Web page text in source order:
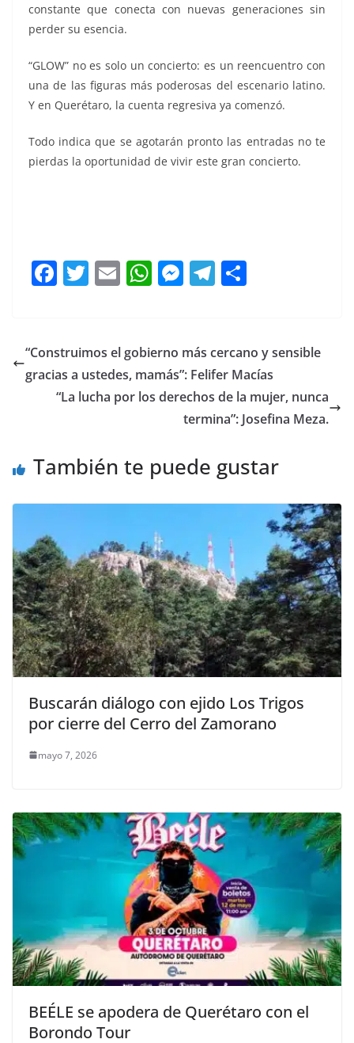
constante que conecta con nuevas generaciones sin
perder su esencia.
“GLOW” no es solo un concierto: es un reencuentro con
una de las figuras más poderosas del escenario latino.
Y en Querétaro, la cuenta regresiva ya comenzó.
Todo indica que se agotarán pronto las entradas no te
pierdas la oportunidad de vivir este gran concierto.
F
e
b
o
T
er
E
l
W
s
A
p
M
e
n
g
er
T
gr
a
m
p
ar
tir
“Construimos el gobierno más cercano y sensible
gracias a ustedes, mamás”: Felifer Macías
“La lucha por los derechos de la mujer, nunca
termina”: Josefina Meza.
También te puede gustar
Buscarán diálogo con ejido Los Trigos
por cierre del Cerro del Zamorano
mayo 7, 2026
BEÉLE se apodera de Querétaro con el
Borondo Tour